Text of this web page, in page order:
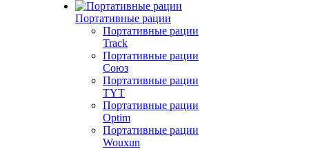
Портативные рации
Портативные рации
Track
Портативные рации
Союз
Портативные рации
TYT
Портативные рации
Optim
Портативные рации
Wouxun